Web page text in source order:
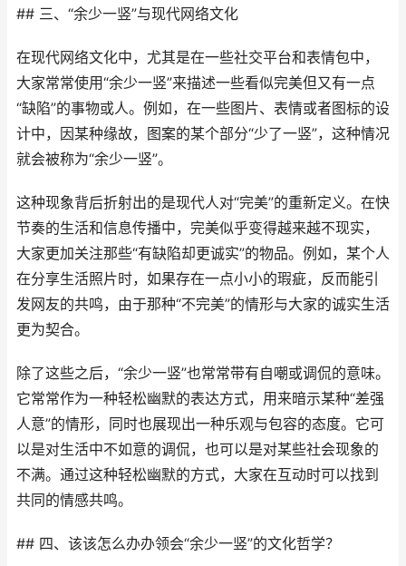
## 三、“余少一竖”与现代网络文化
在现代网络文化中，尤其是在一些社交平台和表情包中，
大家常常使用“余少一竖”来描述一些看似完美但又有一点
“缺陷”的事物或人。例如，在一些图片、表情或者图标的设
计中，因某种缘故，图案的某个部分“少了一竖”，这种情况
就会被称为“余少一竖”。
这种现象背后折射出的是现代人对“完美”的重新定义。在快
节奏的生活和信息传播中，完美似乎变得越来越不现实，
大家更加关注那些“有缺陷却更诚实”的物品。例如，某个人
在分享生活照片时，如果存在一点小小的瑕疵，反而能引
发网友的共鸣，由于那种“不完美”的情形与大家的诚实生活
更为契合。
除了这些之后，“余少一竖”也常常带有自嘲或调侃的意味。
它常常作为一种轻松幽默的表达方式，用来暗示某种“差强
人意”的情形，同时也展现出一种乐观与包容的态度。它可
以是对生活中不如意的调侃，也可以是对某些社会现象的
不满。通过这种轻松幽默的方式，大家在互动时可以找到
共同的情感共鸣。
## 四、该该怎么办办领会“余少一竖”的文化哲学？